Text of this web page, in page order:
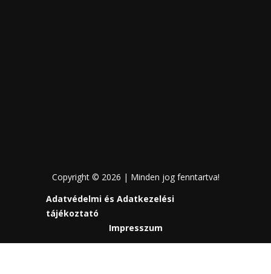
Copyright © 2026 | Minden jog fenntartva!
Adatvédelmi és Adatkezelési
tájékoztató
Impresszum